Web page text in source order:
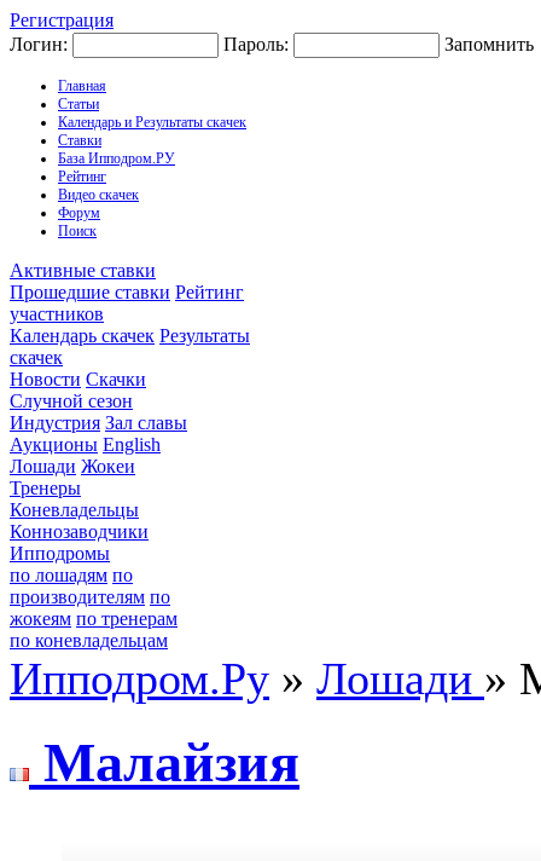
Регистрация
Логин:
Пароль: Запомнить
Главная
Статьи
Календарь и Результаты скачек
Ставки
База Ипподром.РУ
Рейтинг
Видео скачек
Форум
Поиск
Активные ставки
Прошедшие ставки Рейтинг
участников
Календарь скачек Результаты
скачек
Новости Скачки
Случной сезон
Индустрия Зал славы
Аукционы English
Лошади Жокеи
Тренеры
Коневладельцы
Коннозаводчики
Ипподромы
по лошадям по
производителям по
жокеям по тренерам
по коневладельцам
Ипподром.Ру » Лошади »
Мaлaйзия